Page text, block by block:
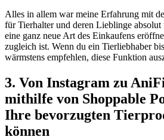
Alles in allem war meine ‍Erfahrung mit
für Tierhalter und deren Lieblinge absolut
eine ganz neue ⁢Art des Einkaufens
zugleich ist. Wenn du ein Tierliebhaber
wärmstens empfehlen, diese Funktion⁤
3. Von Instagram zu
mithilfe von‍ Shoppable
Ihre bevorzugten
können